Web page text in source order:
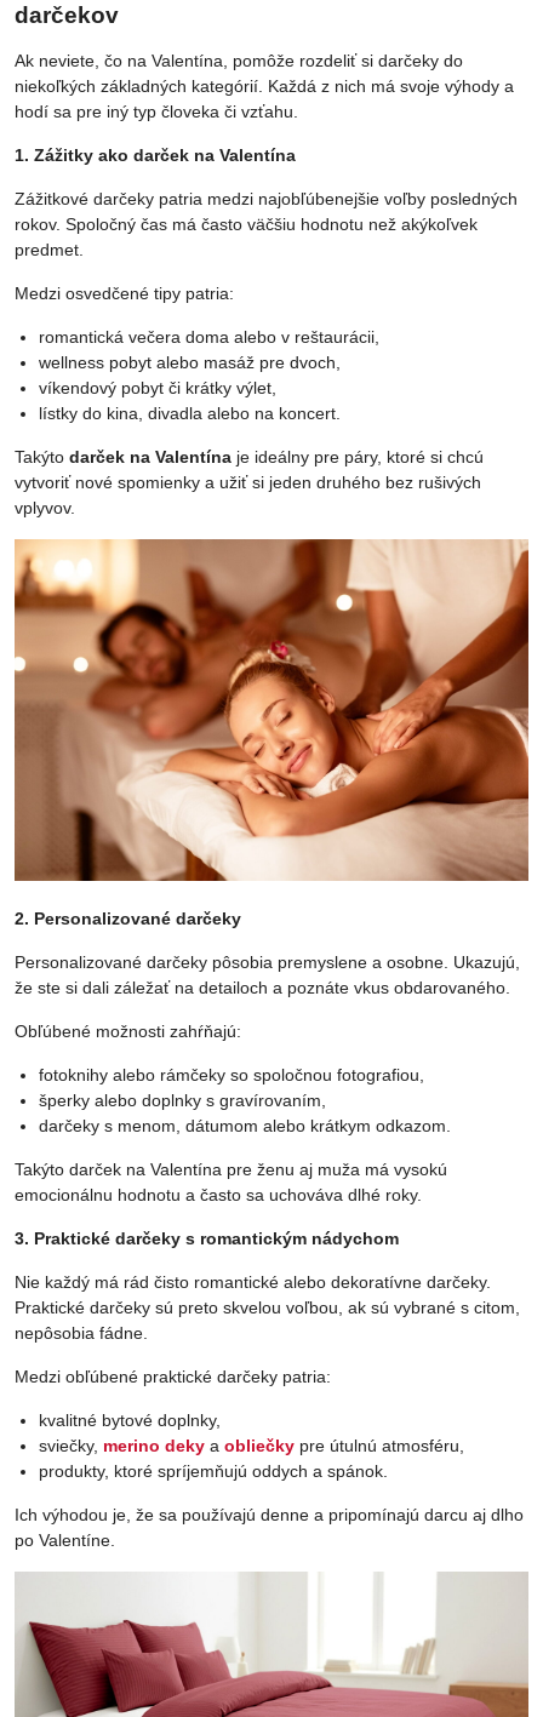
darčekov
Ak neviete, čo na Valentína, pomôže rozdeliť si darčeky do
niekoľkých základných kategórií. Každá z nich má svoje výhody a
hodí sa pre iný typ človeka či vzťahu.
1. Zážitky ako darček na Valentína
Zážitkové darčeky patria medzi najobľúbenejšie voľby posledných
rokov. Spoločný čas má často väčšiu hodnotu než akýkoľvek
predmet.
Medzi osvedčené tipy patria:
romantická večera doma alebo v reštaurácii,
wellness pobyt alebo masáž pre dvoch,
víkendový pobyt či krátky výlet,
lístky do kina, divadla alebo na koncert.
Takýto darček na Valentína je ideálny pre páry, ktoré si chcú
vytvoriť nové spomienky a užiť si jeden druhého bez rušivých
vplyvov.
2. Personalizované darčeky
Personalizované darčeky pôsobia premyslene a osobne. Ukazujú,
že ste si dali záležať na detailoch a poznáte vkus obdarovaného.
Obľúbené možnosti zahŕňajú:
fotoknihy alebo rámčeky so spoločnou fotografiou,
šperky alebo doplnky s gravírovaním,
darčeky s menom, dátumom alebo krátkym odkazom.
Takýto darček na Valentína pre ženu aj muža má vysokú
emocionálnu hodnotu a často sa uchováva dlhé roky.
3. Praktické darčeky s romantickým nádychom
Nie každý má rád čisto romantické alebo dekoratívne darčeky.
Praktické darčeky sú preto skvelou voľbou, ak sú vybrané s citom,
nepôsobia fádne.
Medzi obľúbené praktické darčeky patria:
kvalitné bytové doplnky,
sviečky, merino deky a obliečky pre útulnú atmosféru,
produkty, ktoré spríjemňujú oddych a spánok.
Ich výhodou je, že sa používajú denne a pripomínajú darcu aj dlho
po Valentíne.